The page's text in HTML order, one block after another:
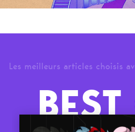
Les meilleurs articles choisis